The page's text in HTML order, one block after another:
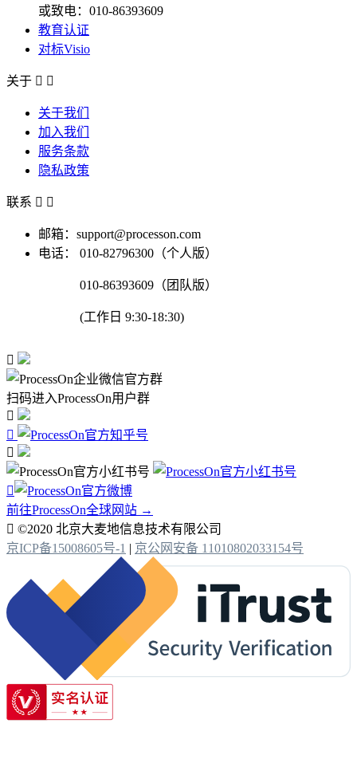
或致电：010-86393609
教育认证
对标Visio
关于  
关于我们
加入我们
服务条款
隐私政策
联系  
邮箱：support@processon.com
电话：
010-82796300（个人版）
010-86393609（团队版）
(工作日 9:30-18:30)

扫码进入ProcessOn用户群




前往ProcessOn全球网站 →
 ©2020 北京大麦地信息技术有限公司
京ICP备15008605号-1 | 京公网安备 11010802033154号